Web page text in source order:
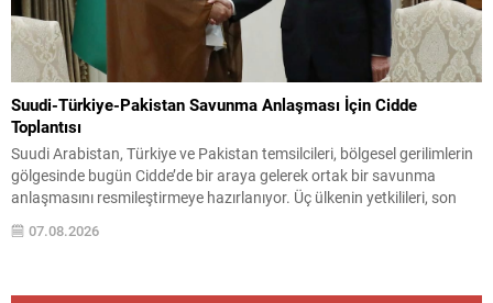
Suudi-Türkiye-Pakistan Savunma Anlaşması İçin Cidde
Toplantısı
Suudi Arabistan, Türkiye ve Pakistan temsilcileri, bölgesel gerilimlerin
gölgesinde bugün Cidde’de bir araya gelerek ortak bir savunma
anlaşmasını resmileştirmeye hazırlanıyor. Üç ülkenin yetkilileri, son
dönemde artan çatışmalar ve deniz taşımacılığındaki aksaklıkların
yarattığı riskleri gerekçe göstererek uzlaşma sağladı. Görüşmeye
07.08.2026